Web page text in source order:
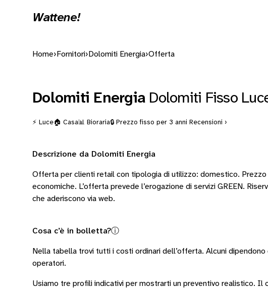
Wattene!
Home› Fornitori› Dolomiti Energia›Offerta
Dolomiti Energia Dolomiti Fisso
⚡ Luce🏠 Casa📊 Bioraria🔒 Prezzo fisso per 3 anni Recensioni ›
Descrizione da Dolomiti Energia
Offerta per clienti retail con tipologia di utilizzo: domestico.
economiche. L’offerta prevede l’erogazione di servizi GREEN.
che aderiscono via web.
Cosa c’è in bolletta?ⓘ
Nella tabella trovi tutti i costi ordinari dell’offerta. Alcuni dipendono
operatori.
Usiamo tre profili indicativi per mostrarti un preventivo realistico. Il